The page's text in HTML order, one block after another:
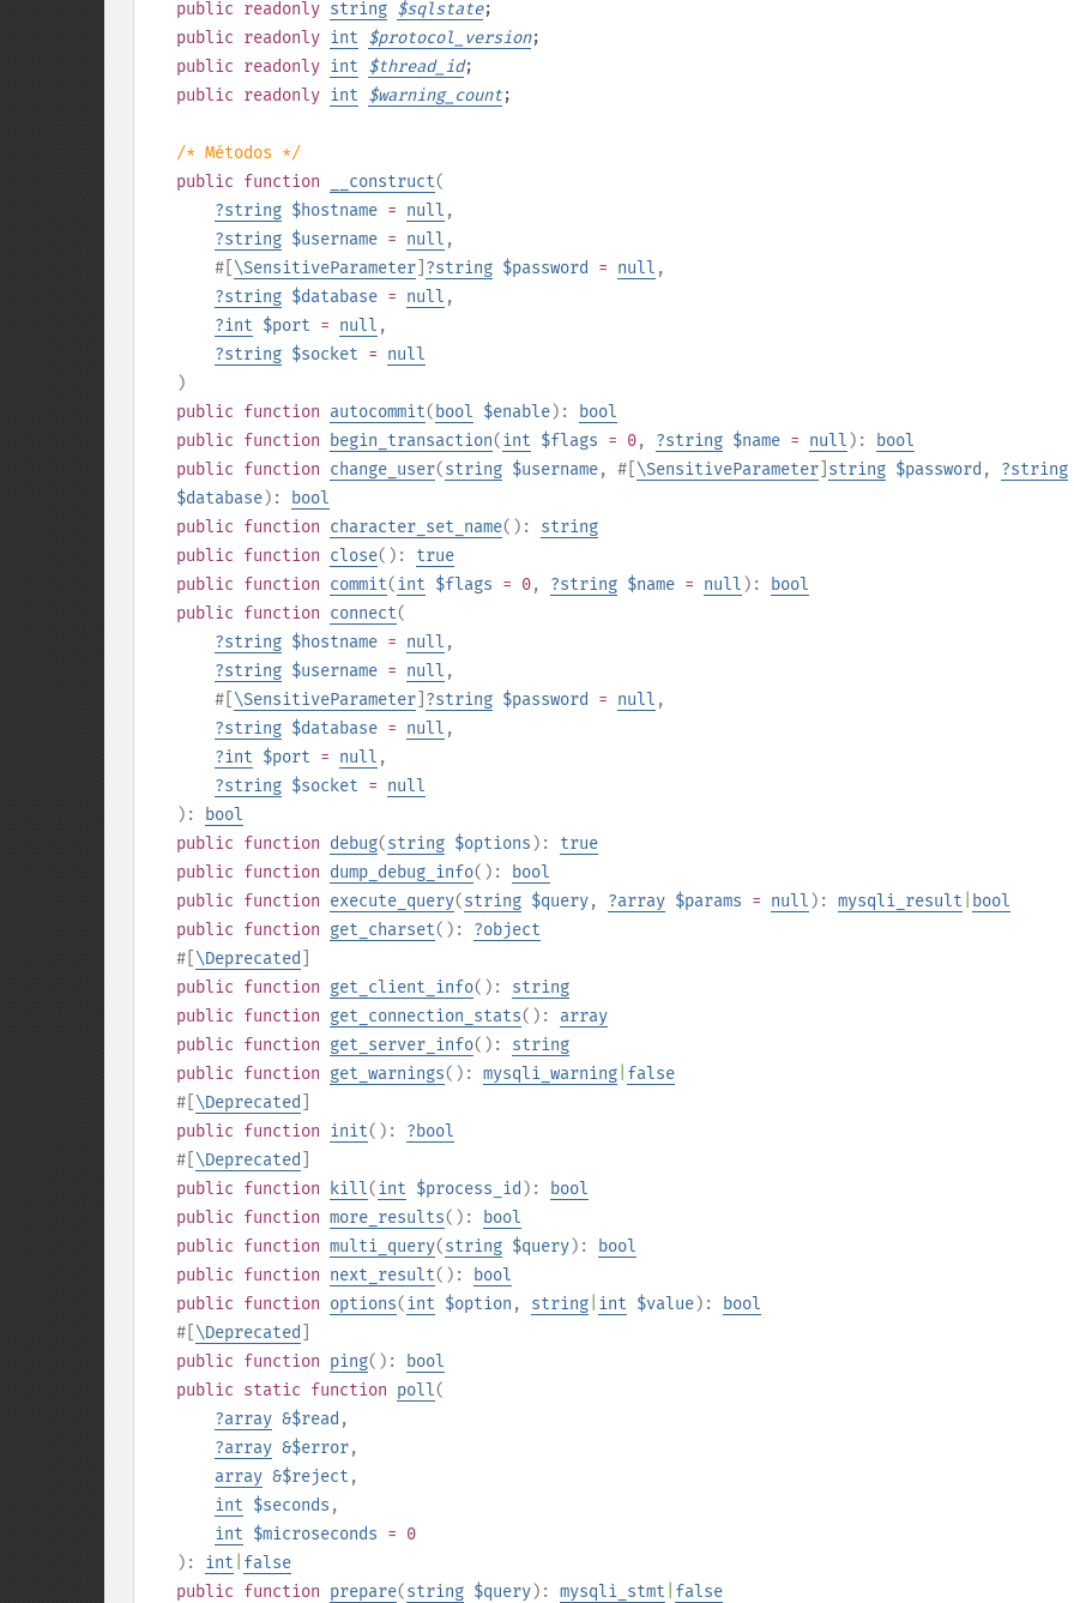
public readonly string $sqlstate;
public readonly int $protocol_version;
public readonly int $thread_id;
public readonly int $warning_count;
/* Métodos */
public function __construct(
?string $hostname = null ,
?string $username = null ,
#[ \SensitiveParameter ?string $password = null ,
?string $database = null ,
?int $port = null ,
?string $socket = null
)
public function autocommit( bool $enable):
bool
public function begin_transaction(int $flags = 0, ?string $name = null ):
bool
public function change_user(string $username, #[ \SensitiveParameter string $password , ?string
$database):
bool
public function character_set_name(): string
public function close(): true
public function commit(int $flags = 0, ?string $name = null ):
bool
public function connect(
?string $hostname = null ,
?string $username = null ,
#[ \SensitiveParameter ?string $password = null ,
?string $database = null ,
?int $port = null ,
?string $socket = null
):
bool
public function debug(string $options ): true
public function dump_debug_info():
bool
public function execute_query(string $query, ?array $params = null ): mysqli_result
bool
public function get_charset(): ?object
#[ \Deprecated
public function get_client_info(): string
public function get_connection_stats(): array
public function get_server_info(): string
public function get_warnings(): mysqli_warning false
#[ \Deprecated
public function init(): ?bool
#[ \Deprecated
public function kill(int $process_id ):
bool
public function more_results():
bool
public function multi_query(string $query):
bool
public function next_result():
bool
public function options(int $option , string int $value):
bool
#[ \Deprecated
public function ping():
bool
public static function poll(
?array &$read ,
?array &$error,
array &$reject ,
int $seconds ,
int $microseconds = 0
): int false
public function prepare(string $query): mysqli_stmt false